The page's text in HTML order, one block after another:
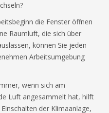
die Fenster öffnen
Raumluft, die sich über
können Sie jeden
Arbeitsumgebung
wenn sich am
Luft angesammelt hat, hilft
der Klimaanlage,